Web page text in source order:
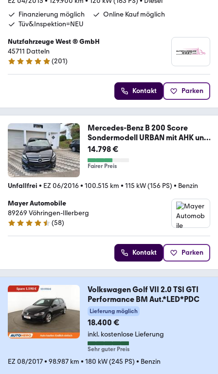
Finanzierung möglich
Online Kauf möglich
Tüv&Inspektion=NEU
Nutzfahrzeuge West ® GmbH
45711 Datteln
4.9 Sterne
(201)
Kontakt Parken
Mercedes-Benz B 200 Score
Sondermodell URBAN mit AHK und
LED
14.798 €
Fairer Preis
Unfallfrei • EZ 06/2016• 100.515 km • 115 kW (156 PS) • Benzin
Mayer Automobile
89269 Vöhringen-Illerberg
4.7 Sterne
(58)
Kontakt Parken
Volkswagen Golf VII 2.0 TSI GTI
Performance BM Aut.*LED*PDC
Lieferung möglich
18.400 €
inkl. kostenlose Lieferung
Sehr guter Preis
EZ 08/2017• 98.987 km • 180 kW (245 PS) • Benzin